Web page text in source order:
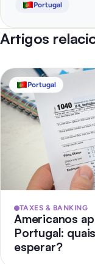
Portugal
Artigos
Portugal
TAXES & BANKING
Americanos
Portugal:
esperar?